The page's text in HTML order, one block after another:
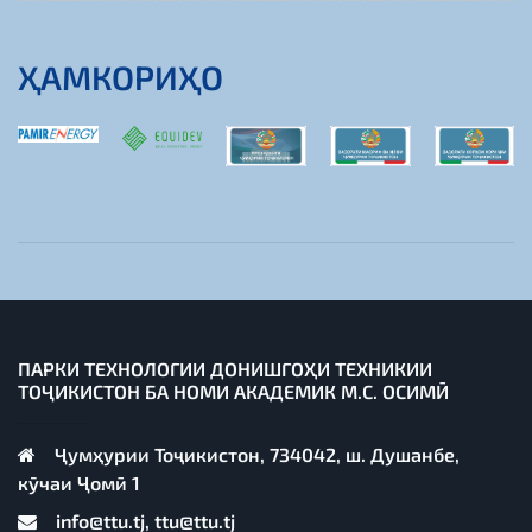
ҲАМКОРИҲО
ПАРКИ ТЕХНОЛОГИИ ДОНИШГОҲИ ТЕХНИКИИ
ТОҶИКИСТОН БА НОМИ АКАДЕМИК М.С. ОСИМӢ
Ҷумҳурии Тоҷикистон, 734042, ш. Душанбе,
кӯчаи Ҷомӣ 1
info@ttu.tj, ttu@ttu.tj